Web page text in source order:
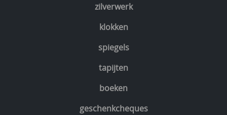
zilverwerk
klokken
spiegels
tapijten
boeken
geschenkcheques